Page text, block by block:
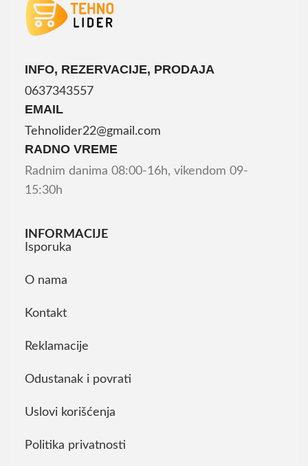
INFO, REZERVACIJE, PRODAJA
0637343557
EMAIL
Tehnolider22@gmail.com
RADNO VREME
Radnim danima 08:00-16h, vikendom 09-
15:30h
INFORMACIJE
Isporuka
O nama
Kontakt
Reklamacije
Odustanak i povrati
Uslovi korišćenja
Politika privatnosti